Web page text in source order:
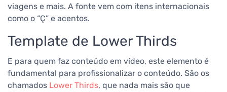
viagens e mais. A fonte vem com itens internacionais
como o “Ç” e acentos.
Template de Lower Thirds
E para quem faz conteúdo em vídeo, este elemento é
fundamental para profissionalizar o conteúdo. São os
chamados Lower Thirds, que nada mais são que